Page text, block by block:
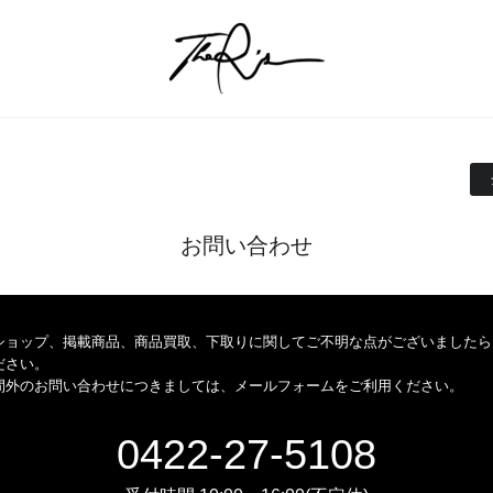
お問い合わせ
ョップ、掲載商品、商品買取、下取りに関してご不明な点がございました
い。
のお問い合わせにつきましては、メールフォームをご利用ください。
0422-27-5108